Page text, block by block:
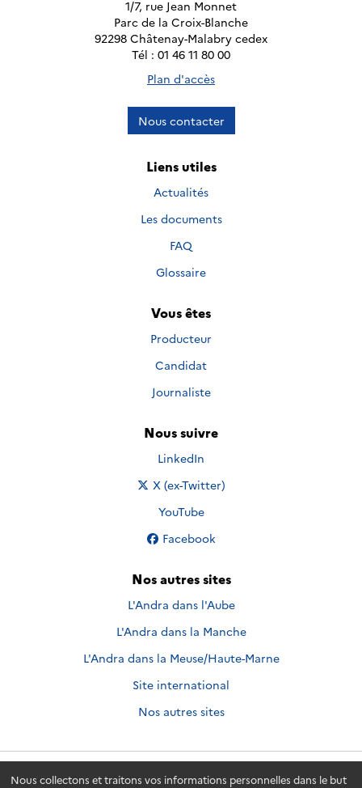
Nous collectons et traitons vos informations personnelles dans le but
1/7, rue Jean Monnet
Parc de la Croix-Blanche
92298 Châtenay-Malabry cedex
Tél : 01 46 11 80 00
Plan d'accès
Nous contacter
Liens utiles
Actualités
Les documents
FAQ
Glossaire
Vous êtes
Producteur
Candidat
Journaliste
Nous suivre
Nous suivre sur
LinkedIn
Nous suivre sur
X (ex-Twitter)
Nous suivre sur
YouTube
Nous suivre sur
Facebook
Nos autres sites
L'Andra dans l'Aube
L'Andra dans la Manche
L'Andra dans la Meuse/Haute-Marne
Site international
Nos autres sites
Andra.fr © 2026 - Andra. Tous droits réservés.